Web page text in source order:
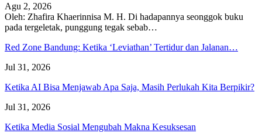
Agu 2, 2026
Oleh: Zhafira Khaerinnisa M. H. Di hadapannya seonggok buku
pada tergeletak, punggung tegak sebab…
Red Zone Bandung: Ketika ‘Leviathan’ Tertidur dan Jalanan…
Jul 31, 2026
Ketika AI Bisa Menjawab Apa Saja, Masih Perlukah Kita Berpikir?
Jul 31, 2026
Ketika Media Sosial Mengubah Makna Kesuksesan